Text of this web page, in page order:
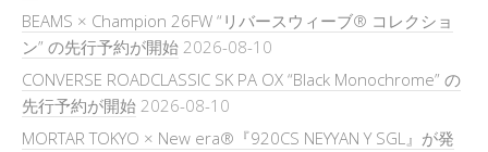
BEAMS × Champion 26FW “リバースウィーブ® コレクショ
ン” の先行予約が開始 2026-08-10
CONVERSE ROADCLASSIC SK PA OX “Black Monochrome” の
先行予約が開始 2026-08-10
MORTAR TOKYO × New era®『920CS NEYYAN Y SGL』が発